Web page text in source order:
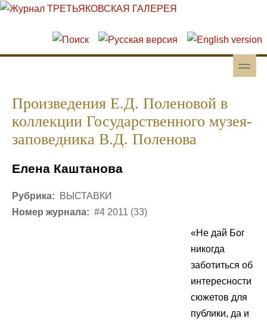
Перейти к основному содержанию
Skip to search
toggle
Произведения Е.Д. Поленовой в
коллекции Государственного музея-
заповедника В.Д. Поленова
Елена Каштанова
Рубрика:
ВЫСТАВКИ
Номер журнала: #4 2011 (33)
«Не дай Бог
никогда
заботиться об
интересности
сюжетов для
публики, да и